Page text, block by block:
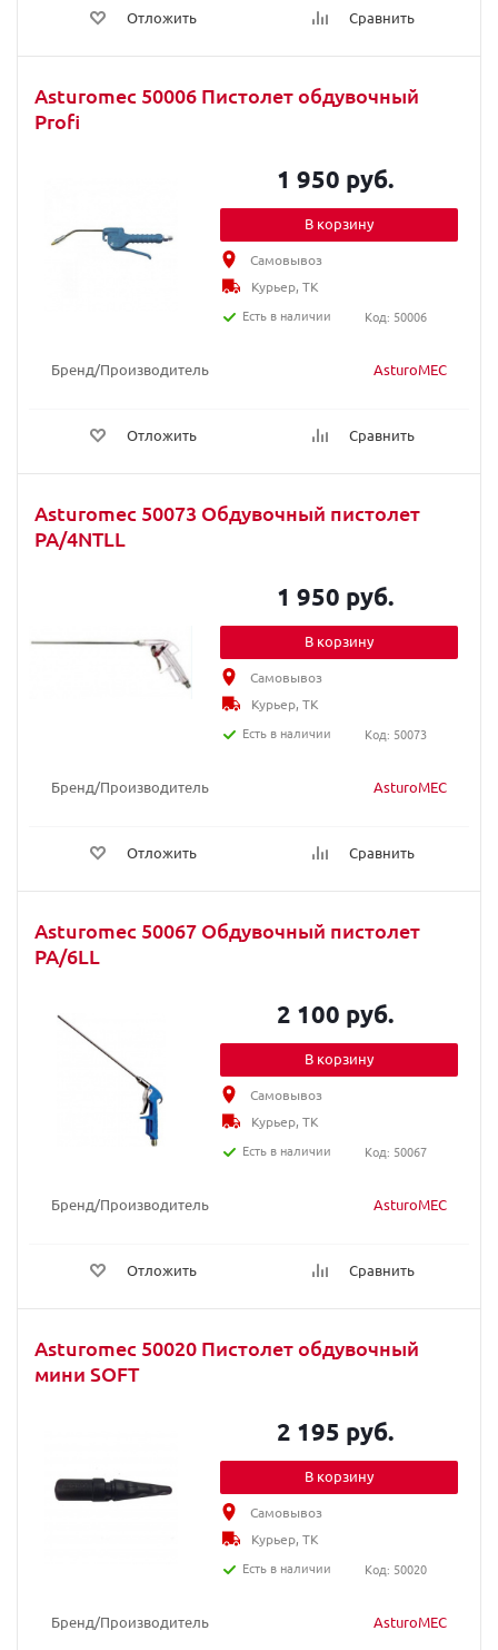
Отложить Сравнить
Asturomec 50006 Пистолет обдувочный
Profi
Бренд/Производитель AsturoMEC
Отложить Сравнить
1 950 руб.
В корзину
Самовывоз
Курьер, ТК
Есть в наличии
Код: 50006
Asturomec 50073 Обдувочный пистолет
PA/4NTLL
Бренд/Производитель AsturoMEC
Отложить Сравнить
1 950 руб.
В корзину
Самовывоз
Курьер, ТК
Есть в наличии
Код: 50073
Asturomec 50067 Обдувочный пистолет
PA/6LL
Бренд/Производитель AsturoMEC
Отложить Сравнить
2 100 руб.
В корзину
Самовывоз
Курьер, ТК
Есть в наличии
Код: 50067
Asturomec 50020 Пистолет обдувочный
мини SOFT
Бренд/Производитель AsturoMEC
2 195 руб.
В корзину
Самовывоз
Курьер, ТК
Есть в наличии
Код: 50020